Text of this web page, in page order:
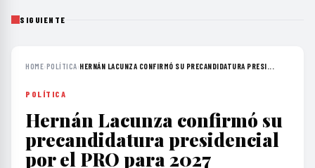
SIGUIENTE
HOME›POLÍTICA›HERNÁN LACUNZA CONFIRMÓ SU PRECANDIDATURA PRESI...
POLÍTICA
Hernán Lacunza confirmó su
precandidatura presidencial
por el PRO para 2027